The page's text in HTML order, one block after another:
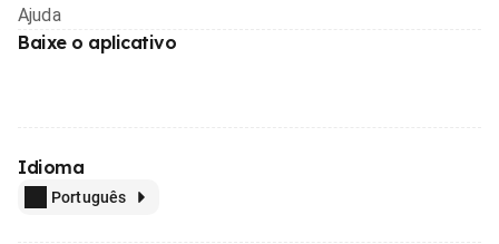
Ajuda
Baixe o aplicativo
Idioma
Português